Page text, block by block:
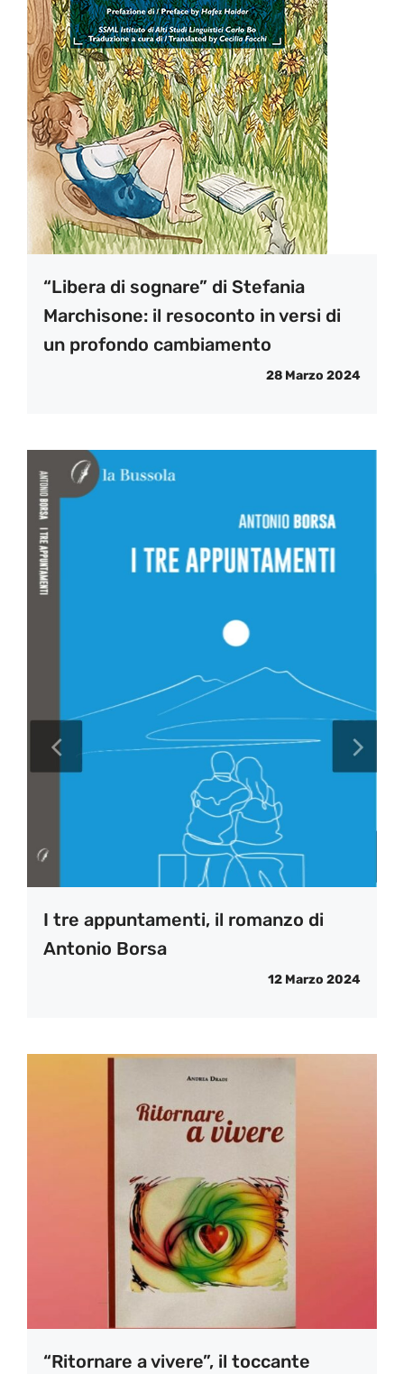
“Libera di sognare” di Stefania
Marchisone: il resoconto in versi di
un profondo cambiamento
28 Marzo 2024
I tre appuntamenti, il romanzo di
Antonio Borsa
12 Marzo 2024
“Ritornare a vivere”, il toccante